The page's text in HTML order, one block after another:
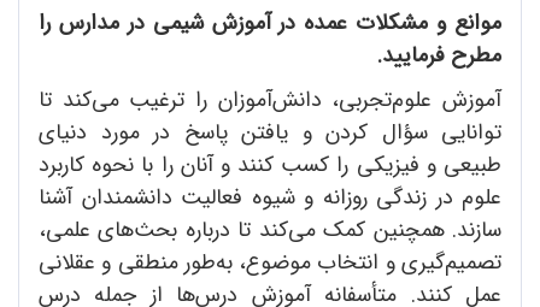
موانع و مشکلات عمده در آموزش شیمی در مدارس را
مطرح فرمایید.
آموزش علوم‌تجربی، دانش‌آموزان را ترغیب می‌کند تا
توانایی سؤال کردن و یافتن پاسخ در مورد دنیای
طبیعی و فیزیکی را کسب کنند و آنان را با نحوه‌‌ کاربرد
علوم در زندگی روزانه و شیوه فعالیت دانشمندان آشنا
سازند. همچنین کمک می‌کند تا درباره بحث‌‌های علمی،
تصمیم‌گیری و انتخاب موضوع، به‌طور منطقی و عقلانی
عمل کنند. متأسفانه آموزش درس‌ها از جمله درس